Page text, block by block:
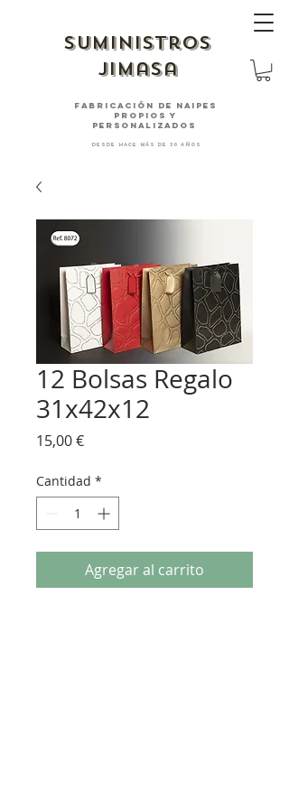
suministros
jimasa
fabricación de naipes
PROPIOS Y
PERSONALIZADOS
desde hace más de 30 años
12 Bolsas Regalo
31x42x12
15,00 €Precio
Cantidad *
Agregar al carrito